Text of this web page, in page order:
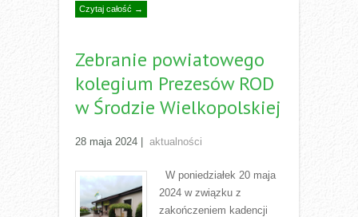
Czytaj całość →
Zebranie powiatowego
kolegium Prezesów ROD
w Środzie Wielkopolskiej
28 maja 2024 aktualności
W poniedziałek 20 maja
2024 w związku z
zakończeniem kadencji